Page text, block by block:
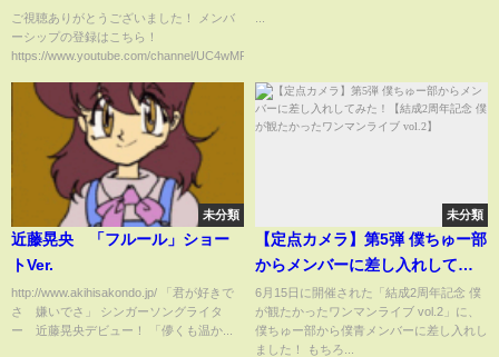
兆か！？わかりやすく解説しま
す！
ご視聴ありがとうございました！ メンバ
ーシップの登録はこちら！
https://www.youtube.com/channel/UC4wMR...
未分類
近藤晃央 「フルール」ショー
トVer.
http://www.akihisakondo.jp/ 「君が好きで
さ 嫌いでさ」 シンガーソングライタ
ー 近藤晃央デビュー！ 「儚くも温か...
未分類
【定点カメラ】第5弾 僕ちゅー部
からメンバーに差し入れしてみ
た！【結成2周年記念 僕が観たか
ったワンマンライブ vol.2】
6月15日に開催された「結成2周年記念 僕
が観たかったワンマンライブ vol.2」に、
僕ちゅー部から僕青メンバーに差し入れし
ました！ もちろ...